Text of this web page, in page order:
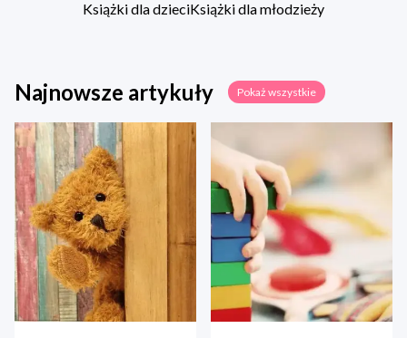
Książki dla dzieciKsiążki dla młodzieży
Najnowsze artykuły Pokaż wszystkie